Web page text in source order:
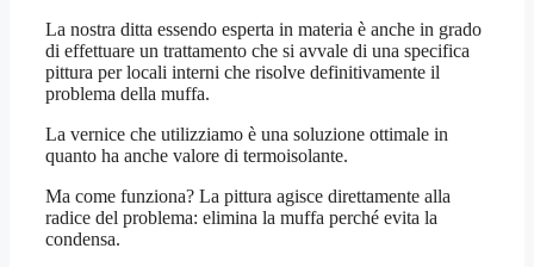
La nostra ditta essendo esperta in materia è anche in grado
di effettuare un trattamento che si avvale di una specifica
pittura per locali interni che risolve definitivamente il
problema della muffa.
La vernice che utilizziamo è una soluzione ottimale in
quanto ha anche valore di termoisolante.
Ma come funziona? La pittura agisce direttamente alla
radice del problema: elimina la muffa perché evita la
condensa.